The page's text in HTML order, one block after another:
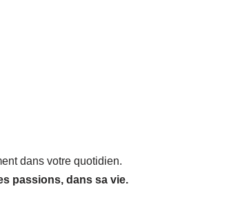
dans votre quotidien.
passions, dans sa vie.